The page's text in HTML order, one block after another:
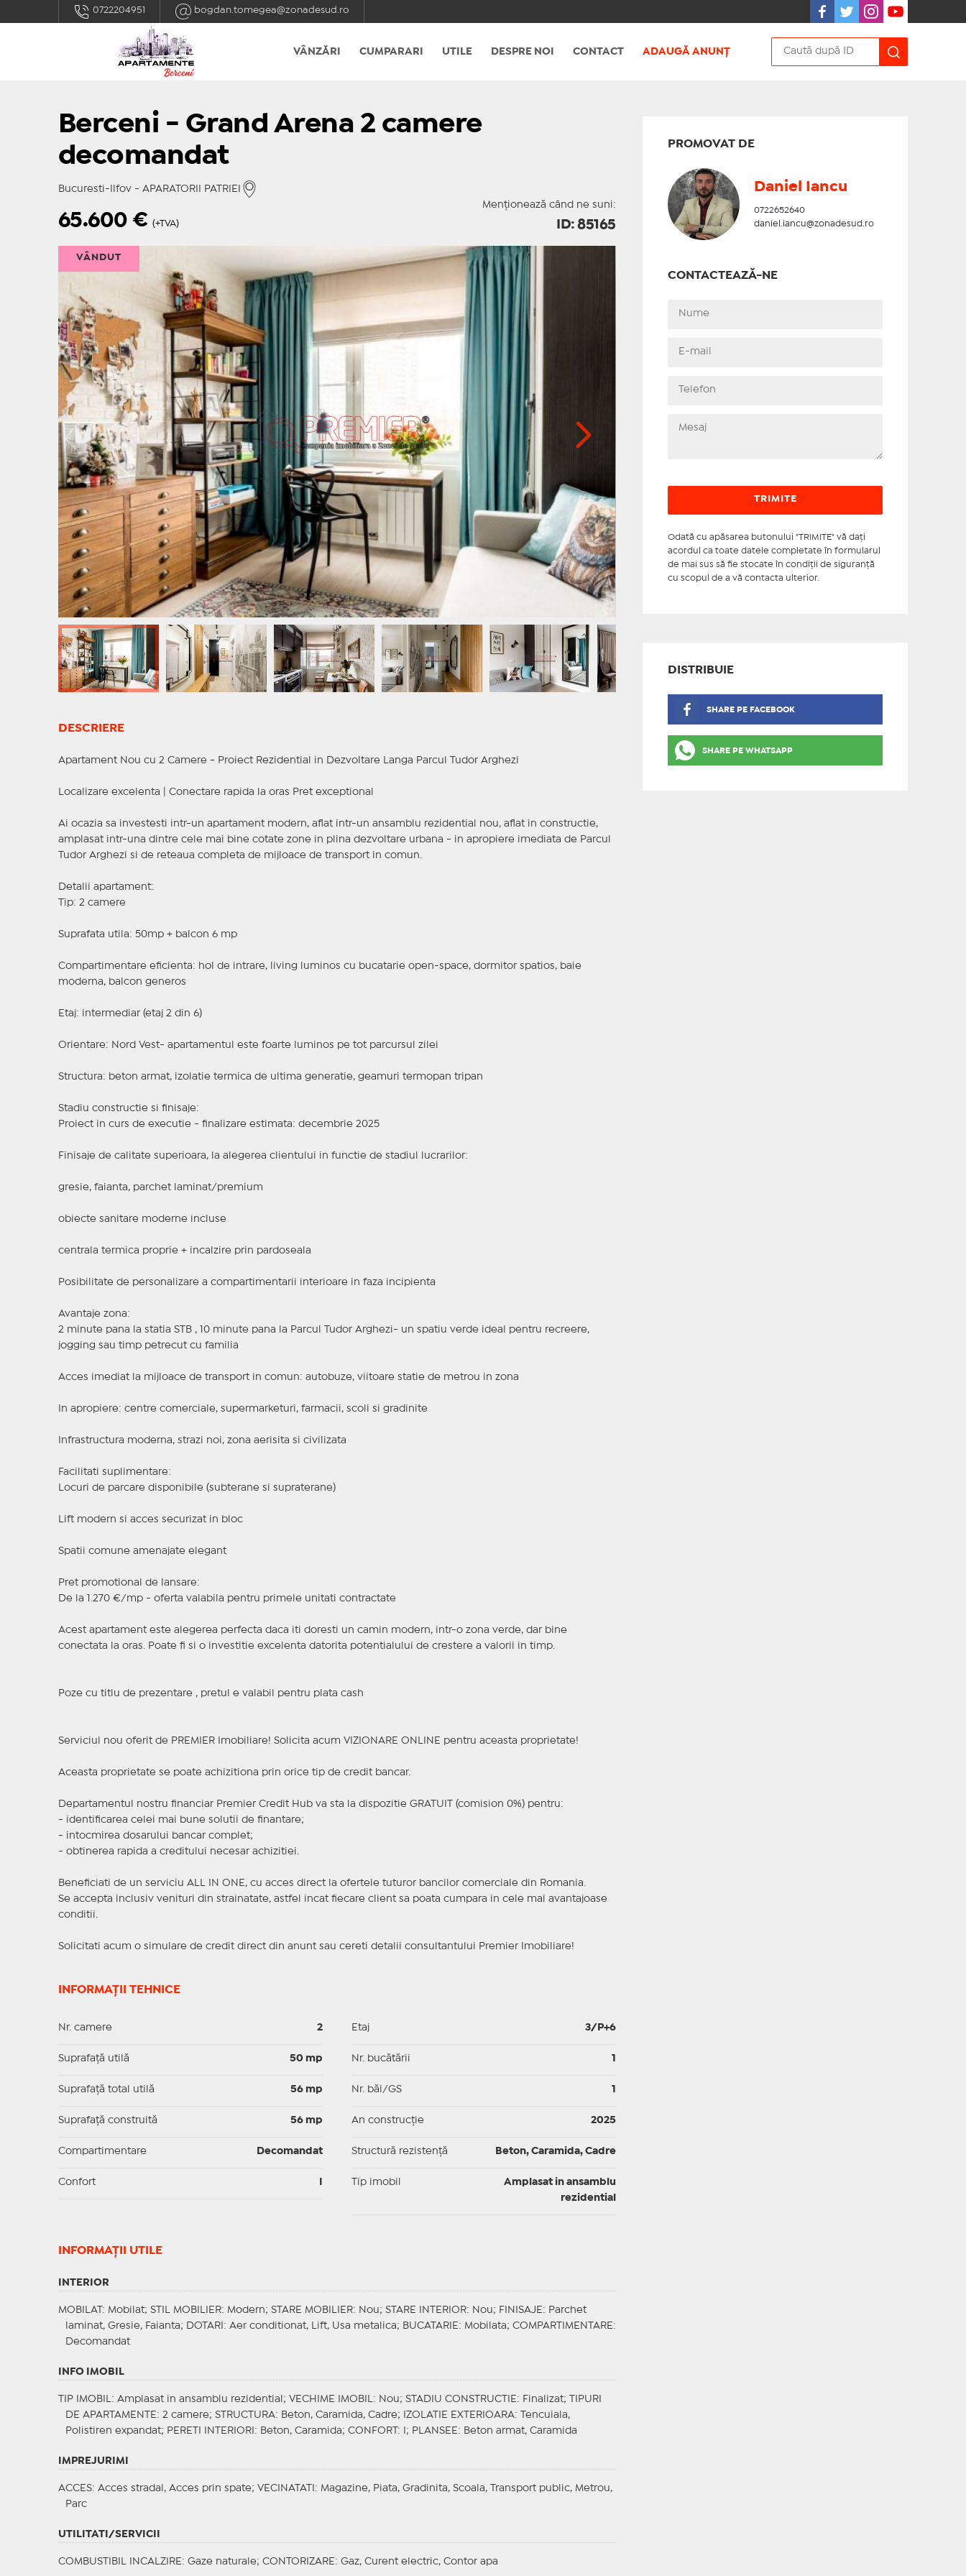
0722204951 bogdan.tomegea@zonadesud.ro
VÂNZĂRI CUMPARARI UTILE DESPRE NOI CONTACT ADAUGĂ ANUNȚ
Berceni - Grand Arena 2 camere
decomandat
Bucuresti-Ilfov - APARATORII PATRIEI
Menționează când ne suni:
65.600€ (+TVA) ID: 85165
VÂNDUT
DESCRIERE
Apartament Nou cu 2 Camere - Proiect Rezidential in Dezvoltare Langa Parcul Tudor Arghezi
Localizare excelenta | Conectare rapida la oras Pret exceptional
Ai ocazia sa investesti intr-un apartament modern, aflat intr-un ansamblu rezidential nou, aflat in constructie,
amplasat intr-una dintre cele mai bine cotate zone in plina dezvoltare urbana - in apropiere imediata de Parcul
Tudor Arghezi si de reteaua completa de mijloace de transport in comun.
Detalii apartament:
Tip: 2 camere
Suprafata utila: 50mp + balcon 6 mp
Compartimentare eficienta: hol de intrare, living luminos cu bucatarie open-space, dormitor spatios, baie
moderna, balcon generos
Etaj: intermediar (etaj 2 din 6)
Orientare: Nord Vest- apartamentul este foarte luminos pe tot parcursul zilei
Structura: beton armat, izolatie termica de ultima generatie, geamuri termopan tripan
Stadiu constructie si finisaje:
Proiect in curs de executie - finalizare estimata: decembrie 2025
Finisaje de calitate superioara, la alegerea clientului in functie de stadiul lucrarilor:
gresie, faianta, parchet laminat/premium
obiecte sanitare moderne incluse
centrala termica proprie + incalzire prin pardoseala
Posibilitate de personalizare a compartimentarii interioare in faza incipienta
Avantaje zona:
2 minute pana la statia STB , 10 minute pana la Parcul Tudor Arghezi- un spatiu verde ideal pentru recreere,
jogging sau timp petrecut cu familia
Acces imediat la mijloace de transport in comun: autobuze, viitoare statie de metrou in zona
In apropiere: centre comerciale, supermarketuri, farmacii, scoli si gradinite
Infrastructura moderna, strazi noi, zona aerisita si civilizata
Facilitati suplimentare:
Locuri de parcare disponibile (subterane si supraterane)
Lift modern si acces securizat in bloc
Spatii comune amenajate elegant
Pret promotional de lansare:
De la 1.270 €/mp - oferta valabila pentru primele unitati contractate
Acest apartament este alegerea perfecta daca iti doresti un camin modern, intr-o zona verde, dar bine
conectata la oras. Poate fi si o investitie excelenta datorita potentialului de crestere a valorii in timp.
Poze cu titlu de prezentare , pretul e valabil pentru plata cash
Serviciul nou oferit de PREMIER Imobiliare! Solicita acum VIZIONARE ONLINE pentru aceasta proprietate!
Aceasta proprietate se poate achizitiona prin orice tip de credit bancar.
Departamentul nostru financiar Premier Credit Hub va sta la dispozitie GRATUIT (comision 0%) pentru:
- identificarea celei mai bune solutii de finantare;
- intocmirea dosarului bancar complet;
- obtinerea rapida a creditului necesar achizitiei.
Beneficiati de un serviciu ALL IN ONE, cu acces direct la ofertele tuturor bancilor comerciale din Romania.
Se accepta inclusiv venituri din strainatate, astfel incat fiecare client sa poata cumpara in cele mai avantajoase
conditii.
Solicitati acum o simulare de credit direct din anunt sau cereti detalii consultantului Premier Imobiliare!
INFORMAȚII TEHNICE
Nr. camere 2
Suprafaţă utilă 50 mp
Suprafaţă total utilă 56 mp
Suprafaţă construită 56 mp
Compartimentare Decomandat
Confort
Etaj 3/P+6
Nr. bucătării
Nr. băi/GS
An construcție 2025
Structură rezistență Beton, Caramida, Cadre
Tip imobil
Amplasat in ansamblu
rezidential
INFORMAŢII UTILE
INTERIOR
MOBILAT : Mobilat; STIL MOBILIER: Modern; STARE MOBILIER: Nou; STARE INTERIOR: Nou; FINISAJE : Parchet
laminat, Gresie, Faianta;
DOTARI : Aer conditionat, Lift, Usa metalica; BUCATARIE : Mobilata; COMPARTIMENTARE :
Decomandat
INFO IMOBIL
TIP IMOBIL : Amplasat in ansamblu rezidential; VECHIME IMOBIL : Nou; STADIU CONSTRUCTIE : Finalizat;
TIPURI
DE APARTAMENTE : 2 camere; STRUCTURA: Beton, Caramida, Cadre; IZOLATIE EXTERIOARA: Tencuiala,
Polistiren expandat; PERETI INTERIORI : Beton, Caramida; CONFORT : I; PLANSEE : Beton armat, Caramida
IMPREJURIMI
ACCES: Acces stradal, Acces prin spate; VECINATATI
: Magazine, Piata, Gradinita, Scoala, Transport public, Metrou,
Parc
UTILITATI/SERVICII
COMBUSTIBIL INCALZIRE : Gaze naturale; CONTORIZARE : Gaz, Curent electric, Contor apa
PROMOVAT DE
Daniel Iancu
0722652640
daniel.iancu@zonadesud.ro
CONTACTEAZĂ-NE
Odată cu apăsarea butonului "TRIMITE" vă daţi
acordul ca toate datele completate în formularul
de mai sus să fie stocate în condiţii de siguranţă
cu scopul de a vă contacta ulterior.
DISTRIBUIE
SHARE PE FACEBOOK
SHARE PE WHATSAPP